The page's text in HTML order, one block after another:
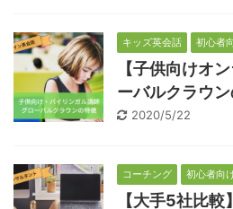
キッズ英会話 初心者
【子供向けオ
ーバルクラウ
2020/5/22
コーチング 初心者向
【大手5社比